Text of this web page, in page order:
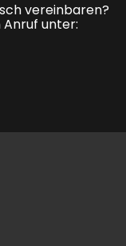
vereinbaren?
Anruf unter: